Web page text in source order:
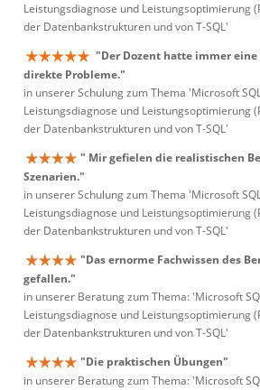
Leistungsdiagnose und Leistungsoptimierung
der Datenbankstrukturen und von T-SQL'
"Der Dozent hatte immer
direkte Probleme."
in unserer Schulung zum Thema 'Microsoft
Leistungsdiagnose und Leistungsoptimierung
der Datenbankstrukturen und von T-SQL'
" Mir gefielen die realistischen
Szenarien."
in unserer Schulung zum Thema 'Microsoft
Leistungsdiagnose und Leistungsoptimierung
der Datenbankstrukturen und von T-SQL'
"Das ernorme Fachwissen des
gefallen."
in unserer Beratung zum Thema: 'Microsoft
Leistungsdiagnose und Leistungsoptimierung
der Datenbankstrukturen und von T-SQL'
"Die praktischen Übungen"
in unserer Beratung zum Thema: 'Microsoft